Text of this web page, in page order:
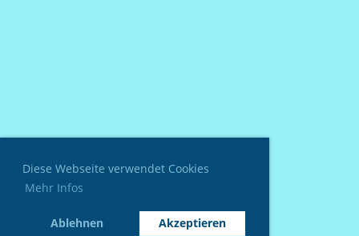
Diese Webseite verwendet Cookies
Mehr Infos
Ablehnen Akzeptieren